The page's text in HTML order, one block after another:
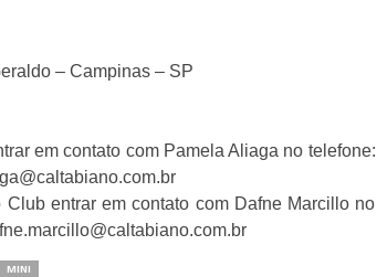
– Campinas – SP
em contato com Pamela Aliaga no telefone:
entrar em contato com Dafne Marcillo no
MINI